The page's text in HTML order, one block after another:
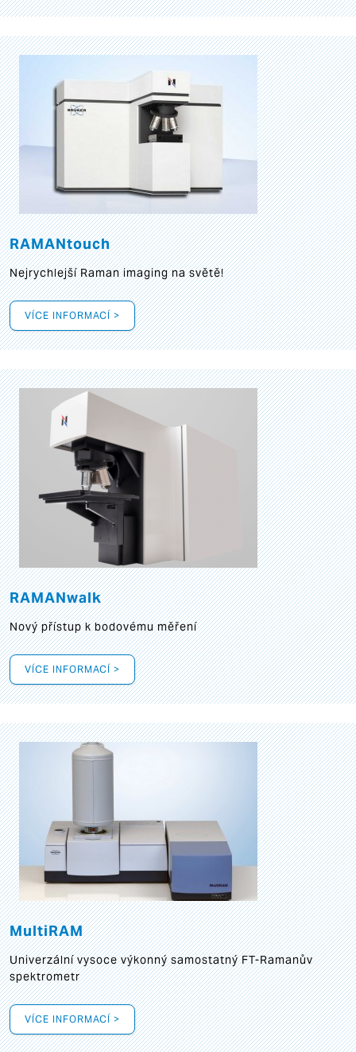
RAMANtouch
Nejrychlejší Raman imaging na světě!
VÍCE INFORMACÍ >
RAMANwalk
Nový přístup k bodovému měření
VÍCE INFORMACÍ >
MultiRAM
Univerzální vysoce výkonný samostatný FT-Ramanův
spektrometr
VÍCE INFORMACÍ >